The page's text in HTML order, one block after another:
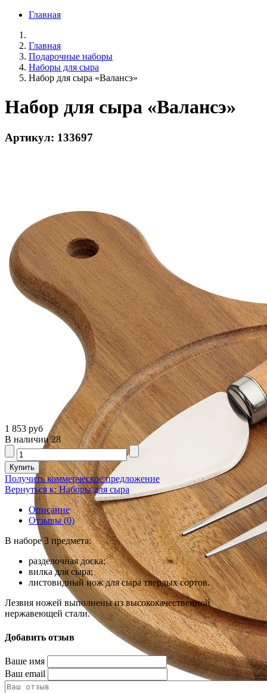
Главная
Главная
Подарочные наборы
Наборы для сыра
Набор для сыра «Валансэ»
Набор для сыра «Валансэ»
Артикул: 133697
1 853 руб
В наличии 28
Получить коммерческое предложение
Вернуться к: Наборы для сыра
Описание
Отзывы (0)
В наборе 3 предмета:
разделочная доска;
вилка для сыра;
листовидный нож для сыра твердых сортов.
Лезвия ножей выполнены из высококачественной
нержавеющей стали.
Добавить отзыв
Ваше имя
Ваш email